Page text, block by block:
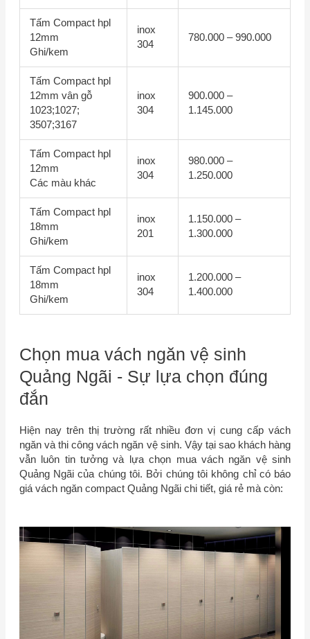
Tấm Compact hpl
12mm
Ghi/kem
inox
304
780.000 – 990.000
Tấm Compact hpl
12mm vân gỗ
1023;1027;
3507;3167
inox
304
900.000 –
1.145.000
Tấm Compact hpl
12mm
Các màu khác
inox
304
980.000 –
1.250.000
Tấm Compact hpl
18mm
Ghi/kem
inox
201
1.150.000 –
1.300.000
Tấm Compact hpl
18mm
Ghi/kem
inox
304
1.200.000 –
1.400.000
Chọn mua vách ngăn vệ sinh
Quảng Ngãi - Sự lựa chọn đúng
đắn
Hiện nay trên thị trường rất nhiều đơn vị cung cấp vách
ngăn và thi công vách ngăn vệ sinh. Vậy tại sao khách hàng
vẫn luôn tin tưởng và lựa chọn mua vách ngăn vệ sinh
Quảng Ngãi của chúng tôi. Bởi chúng tôi không chỉ có báo
giá vách ngăn compact Quảng Ngãi chi tiết, giá rẻ mà còn: